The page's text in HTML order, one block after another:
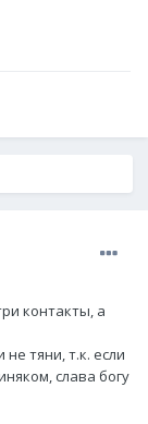
контакты, а
тяни, т.к. если
слава богу